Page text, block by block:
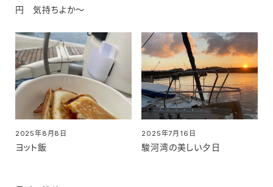
円 気持ちよか～
ヨット飯
投稿日
2025年8月8日
駿河湾の美しい夕日
投稿日
2025年7月16日